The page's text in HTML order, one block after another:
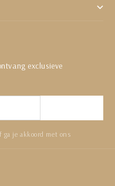
exclusieve
je akkoord met ons